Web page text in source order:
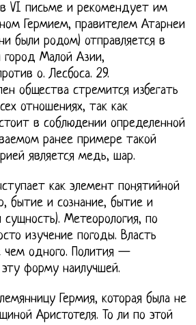
VI письме и рекомендует им
Гермием, правителем Атарнеи
были родом) отправляется в
город Малой Азии,
о. Лесбоса. 29.
общества стремится избегать
отношениях, так как
в соблюдении определенной
ранее примере такой
является медь, шар.
как элемент понятийной
бытие и сознание, бытие и
Метеорология, по
изучение погоды. Власть
чем одного. Полития —
форму наилучшей.
Гермия, которая была не
Аристотеля. То ли по этой